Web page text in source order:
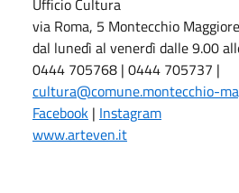
via Roma, 5 Montecchio
dal lunedì al venerdì dalle 9.00
0444 705768 | 0444 705737 |
cultura@comune.montecchio-
Facebook | Instagram
www.arteven.it